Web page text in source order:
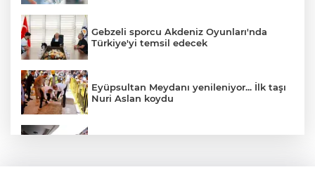
Gebzeli sporcu Akdeniz Oyunları'nda
Türkiye'yi temsil edecek
Eyüpsultan Meydanı yenileniyor... İlk taşı
Nuri Aslan koydu